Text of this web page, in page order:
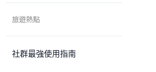
旅遊熱點
社群最強使用指南